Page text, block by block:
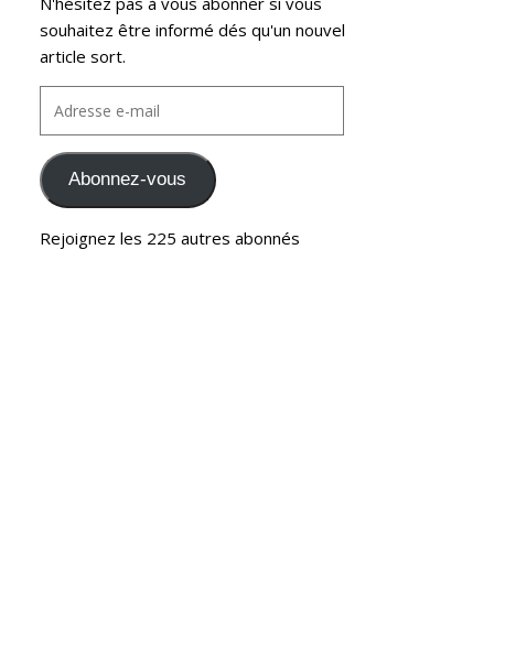
souhaitez être informé dés qu'un nouvel
article sort.
Abonnez-vous
Rejoignez les 225 autres abonnés